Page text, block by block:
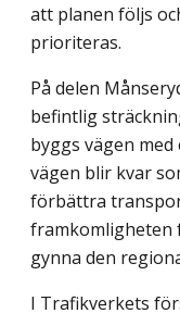
att planen följs
prioriteras.
På delen
befintlig
byggs vägen
vägen blir kvar
förbättra
framkomligheten
gynna den
I Trafikverkets